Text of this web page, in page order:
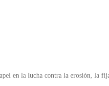
en la lucha contra la erosión, la